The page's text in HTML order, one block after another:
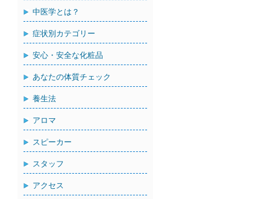
中医学とは？
症状別カテゴリー
安心・安全な化粧品
あなたの体質チェック
養生法
アロマ
スピーカー
スタッフ
アクセス